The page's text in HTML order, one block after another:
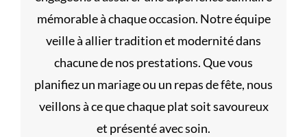
mémorable à chaque occasion. Notre équipe
veille à allier tradition et modernité dans
chacune de nos prestations. Que vous
planifiez un mariage ou un repas de fête, nous
veillons à ce que chaque plat soit savoureux
et présenté avec soin.